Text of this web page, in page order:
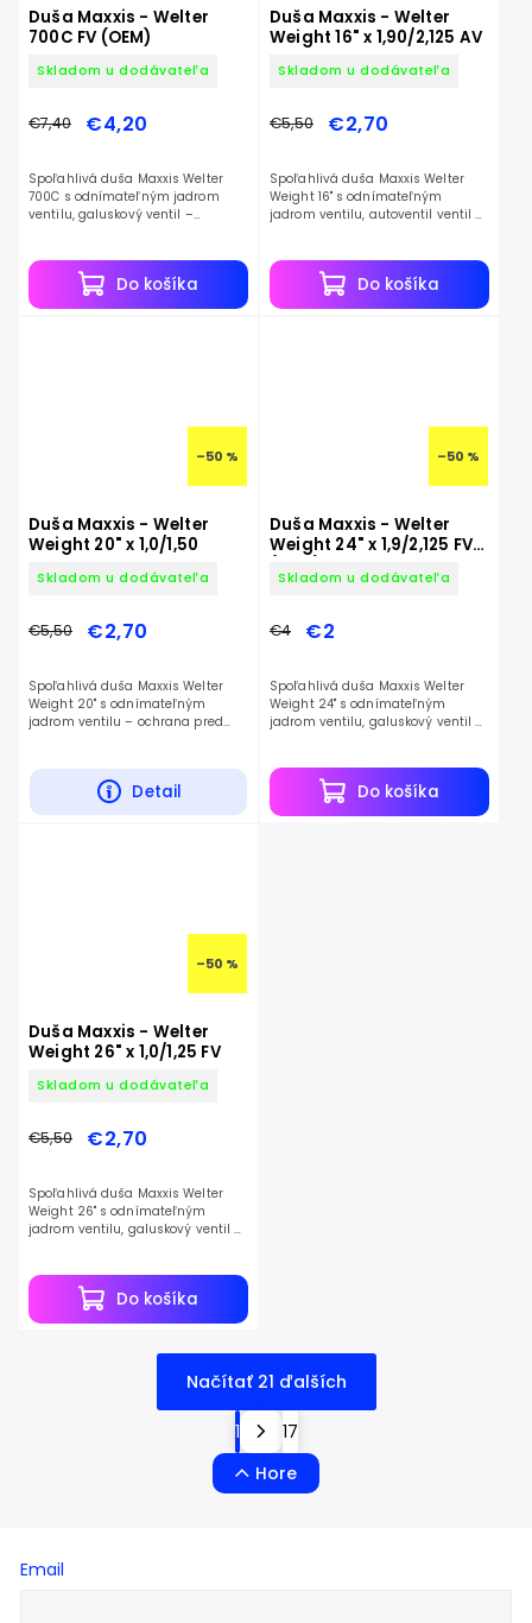
Duša Maxxis - Welter
700C FV (OEM)
Skladom u dodávateľa
€7,40 €4,20
Do košíka
Spoľahlivá duša Maxxis Welter
700C s odnímateľným jadrom
ventilu, galuskový ventil –
Duša Maxxis - Welter
Weight 16" x 1,90/2,125 AV
Skladom u dodávateľa
€5,50 €2,70
Do košíka
Spoľahlivá duša Maxxis Welter
Weight 16" s odnímateľným
jadrom ventilu, autoventil ventil –
–50 %
Duša Maxxis - Welter
Weight 20" x 1,0/1,50
Skladom u dodávateľa
€5,50 €2,70
Detail
Spoľahlivá duša Maxxis Welter
Weight 20" s odnímateľným
jadrom ventilu – ochrana pred
–50 %
Duša Maxxis - Welter
Weight 24" x 1,9/2,125 FV
Skladom u dodávateľa
€4 €2
Do košíka
Spoľahlivá duša Maxxis Welter
Weight 24" s odnímateľným
jadrom ventilu, galuskový ventil –
–50 %
Duša Maxxis - Welter
Weight 26" x 1,0/1,25 FV
Skladom u dodávateľa
€5,50 €2,70
Do košíka
Spoľahlivá duša Maxxis Welter
Weight 26" s odnímateľným
jadrom ventilu, galuskový ventil –
Načítať 21 ďalších
1
17
Hore
Email